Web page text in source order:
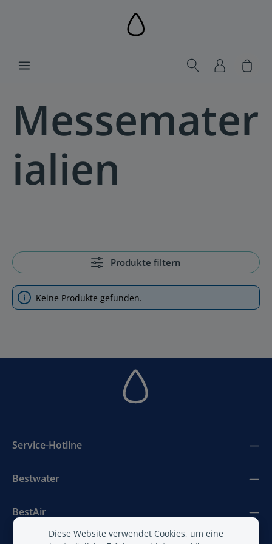
Messemater
ialien
Produkte filtern
Keine Produkte gefunden.
Service-Hotline
Bestwater
BestAir
Diese Website verwendet Cookies, um eine